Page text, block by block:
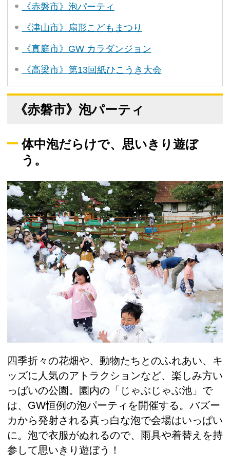
《赤磐市》泡パーティ
《津山市》扇形こどもまつり
《真庭市》GW カラダンジョン
《高梁市》第13回紙ひこうき大会
《赤磐市》泡パーティ
体中泡だらけで、思いきり遊ぼ
う。
四季折々の花畑や、動物たちとのふれあい、キ
ッズに人気のアトラクションなど、楽しみ方い
っぱいの公園。園内の「じゃぶじゃぶ池」で
は、GW恒例の泡パーティを開催する。バズー
カから発射される真っ白な泡で会場はいっぱい
に。泡で衣服がぬれるので、雨具や着替えを持
参して思いきり遊ぼう！